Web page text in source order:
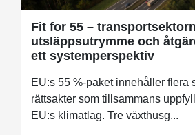
Fit for 55 –
utsläppsutrymme och
ett systemperspektiv
EU:s 55 %-paket innehåller flera
rättsakter som tillsammans
EU:s klimatlag. Tre växthusg...